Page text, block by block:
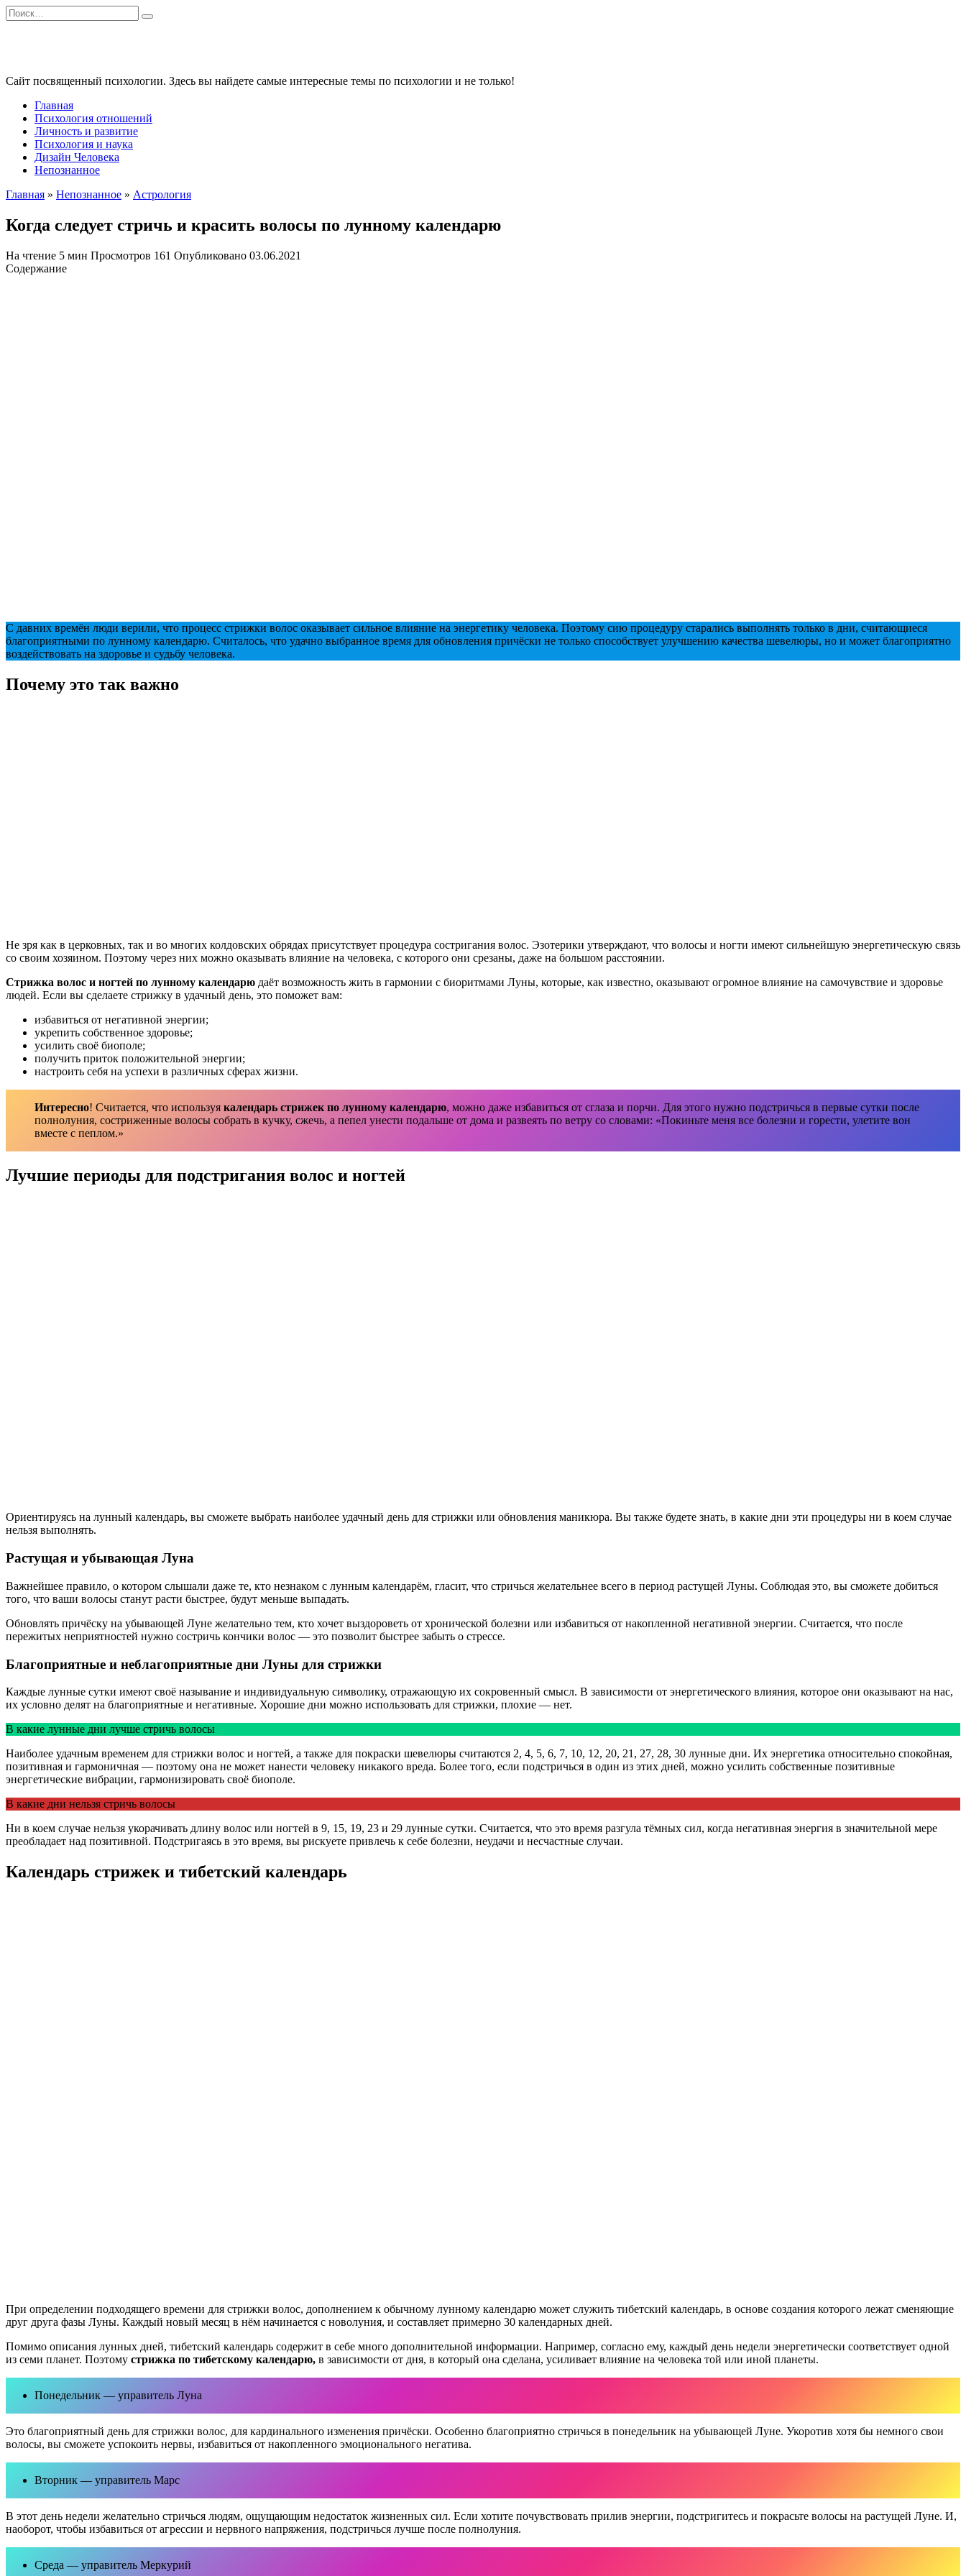
Перейти
к
Search
for:
Сайт посвященный психологии. Здесь вы найдете самые интересные темы по психологии и не только!
Главная
Психология отношений
Личность и развитие
Психология и наука
Дизайн Человека
Непознанное
Главная » Непознанное » Астрология
Когда следует стричь и красить волосы по лунному календарю
На чтение 5 мин Просмотров 161 Опубликовано 03.06.2021
Содержание
С давних времён люди верили, что процесс стрижки волос оказывает сильное влияние на энергетику человека. Поэтому сию процедуру старались выполнять только в дни, считающиеся
благоприятными по лунному календарю. Считалось, что удачно выбранное время для обновления причёски не только способствует улучшению качества шевелюры, но и может благоприятно
воздействовать на здоровье и судьбу человека.
Почему это так важно
Не зря как в церковных, так и во многих колдовских обрядах присутствует процедура состригания волос. Эзотерики утверждают, что волосы и ногти имеют сильнейшую энергетическую связь
со своим хозяином. Поэтому через них можно оказывать влияние на человека, с которого они срезаны, даже на большом расстоянии.
Стрижка волос и ногтей по лунному календарю даёт возможность жить в гармонии с биоритмами Луны, которые, как известно, оказывают огромное влияние на самочувствие и здоровье
людей. Если вы сделаете стрижку в удачный день, это поможет вам:
избавиться от негативной энергии;
укрепить собственное здоровье;
усилить своё биополе;
получить приток положительной энергии;
настроить себя на успехи в различных сферах жизни.
Интересно! Считается, что используя календарь стрижек по лунному календарю, можно даже избавиться от сглаза и порчи. Для этого нужно подстричься в первые сутки после
полнолуния, состриженные волосы собрать в кучку, сжечь, а пепел унести подальше от дома и развеять по ветру со словами: «Покиньте меня все болезни и горести, улетите вон
вместе с пеплом.»
Лучшие периоды для подстригания волос и ногтей
Ориентируясь на лунный календарь, вы сможете выбрать наиболее удачный день для стрижки или обновления маникюра. Вы также будете знать, в какие дни эти процедуры ни в коем случае
нельзя выполнять.
Растущая и убывающая Луна
Важнейшее правило, о котором слышали даже те, кто незнаком с лунным календарём, гласит, что стричься желательнее всего в период растущей Луны. Соблюдая это, вы сможете добиться
того, что ваши волосы станут расти быстрее, будут меньше выпадать.
Обновлять причёску на убывающей Луне желательно тем, кто хочет выздороветь от хронической болезни или избавиться от накопленной негативной энергии. Считается, что после
пережитых неприятностей нужно состричь кончики волос — это позволит быстрее забыть о стрессе.
Благоприятные и неблагоприятные дни Луны для стрижки
Каждые лунные сутки имеют своё называние и индивидуальную символику, отражающую их сокровенный смысл. В зависимости от энергетического влияния, которое они оказывают на нас,
их условно делят на благоприятные и негативные. Хорошие дни можно использовать для стрижки, плохие — нет.
В какие лунные дни лучше стричь волосы
Наиболее удачным временем для стрижки волос и ногтей, а также для покраски шевелюры считаются 2, 4, 5, 6, 7, 10, 12, 20, 21, 27, 28, 30 лунные дни. Их энергетика относительно спокойная,
позитивная и гармоничная — поэтому она не может нанести человеку никакого вреда. Более того, если подстричься в один из этих дней, можно усилить собственные позитивные
энергетические вибрации, гармонизировать своё биополе.
В какие дни нельзя стричь волосы
Ни в коем случае нельзя укорачивать длину волос или ногтей в 9, 15, 19, 23 и 29 лунные сутки. Считается, что это время разгула тёмных сил, когда негативная энергия в значительной мере
преобладает над позитивной. Подстригаясь в это время, вы рискуете привлечь к себе болезни, неудачи и несчастные случаи.
Календарь стрижек и тибетский календарь
При определении подходящего времени для стрижки волос, дополнением к обычному лунному календарю может служить тибетский календарь, в основе создания которого лежат сменяющие
друг друга фазы Луны. Каждый новый месяц в нём начинается с новолуния, и составляет примерно 30 календарных дней.
Помимо описания лунных дней, тибетский календарь содержит в себе много дополнительной информации. Например, согласно ему, каждый день недели энергетически соответствует одной
из семи планет. Поэтому стрижка по тибетскому календарю, в зависимости от дня, в который она сделана, усиливает влияние на человека той или иной планеты.
Понедельник — управитель Луна
Это благоприятный день для стрижки волос, для кардинального изменения причёски. Особенно благоприятно стричься в понедельник на убывающей Луне. Укоротив хотя бы немного свои
волосы, вы сможете успокоить нервы, избавиться от накопленного эмоционального негатива.
Вторник — управитель Марс
В этот день недели желательно стричься людям, ощущающим недостаток жизненных сил. Если хотите почувствовать прилив энергии, подстригитесь и покрасьте волосы на растущей Луне. И,
наоборот, чтобы избавиться от агрессии и нервного напряжения, подстричься лучше после полнолуния.
Среда — управитель Меркурий